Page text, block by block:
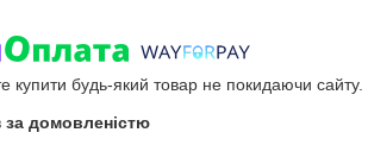
купити будь-який товар не покидаючи сайту.
за домовленістю